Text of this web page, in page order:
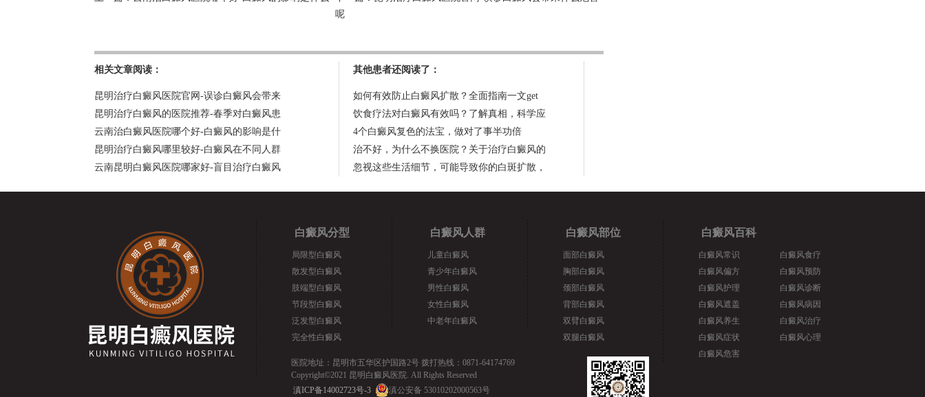
呢
相关文章阅读：
昆明治疗白癜风医院官网-误诊白癜风会带来
昆明治疗白癜风的医院推荐-春季对白癜风患
云南治白癜风医院哪个好-白癜风的影响是什
昆明治疗白癜风哪里较好-白癜风在不同人群
云南昆明白癜风医院哪家好-盲目治疗白癜风
其他患者还阅读了：
如何有效防止白癜风扩散？全面指南一文get
饮食疗法对白癜风有效吗？了解真相，科学应
4个白癜风复色的法宝，做对了事半功倍
治不好，为什么不换医院？关于治疗白癜风的
忽视这些生活细节，可能导致你的白斑扩散，
白癜风分型
局限型白癜风
散发型白癜风
肢端型白癜风
节段型白癜风
泛发型白癜风
完全性白癜风
白癜风人群
儿童白癜风
青少年白癜风
男性白癜风
女性白癜风
中老年白癜风
白癜风部位
面部白癜风
胸部白癜风
颈部白癜风
背部白癜风
双臂白癜风
双腿白癜风
白癜风百科
白癜风常识
白癜风偏方
白癜风护理
白癜风遮盖
白癜风养生
白癜风症状
白癜风危害
白癜风食疗
白癜风预防
白癜风诊断
白癜风病因
白癜风治疗
白癜风心理
医院地址：昆明市五华区护国路2号 拨打热线：0871-64174769
Copyright©2021 昆明白癜风医院. All Rights Reserved
滇ICP备14002723号-3
滇公安备 53010202000563号